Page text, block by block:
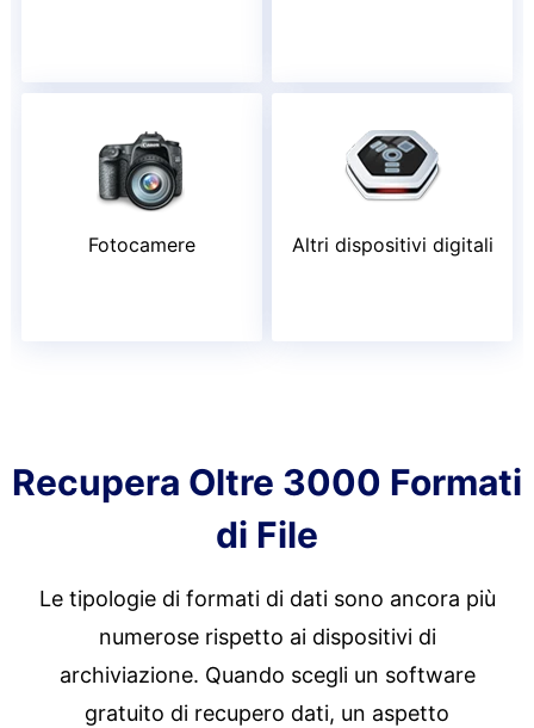
Fotocamere Altri dispositivi digitali
Recupera Oltre 3000 Formati
di File
Le tipologie di formati di dati sono ancora più
numerose rispetto ai dispositivi di
archiviazione. Quando scegli un software
gratuito di recupero dati, un aspetto